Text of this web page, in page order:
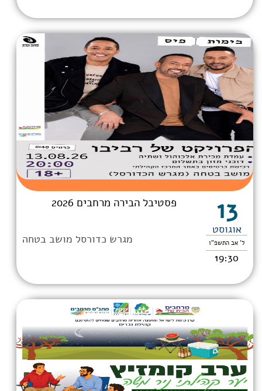
13
אוגוסט
ל' אב התשפ"ו
19:30
פסטיבל הבירה מרחבים 2026
מגרש כדורסל מושב בטחה